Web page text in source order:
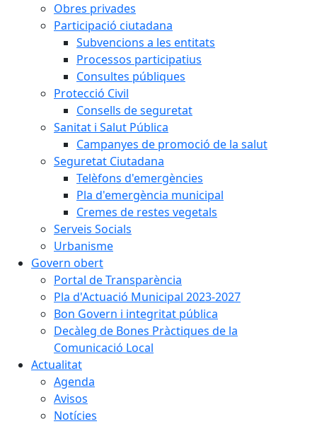
Obres privades
Participació ciutadana
Subvencions a les entitats
Processos participatius
Consultes públiques
Protecció Civil
Consells de seguretat
Sanitat i Salut Pública
Campanyes de promoció de la salut
Seguretat Ciutadana
Telèfons d'emergències
Pla d'emergència municipal
Cremes de restes vegetals
Serveis Socials
Urbanisme
Govern obert
Portal de Transparència
Pla d'Actuació Municipal 2023-2027
Bon Govern i integritat pública
Decàleg de Bones Pràctiques de la
Comunicació Local
Actualitat
Agenda
Avisos
Notícies